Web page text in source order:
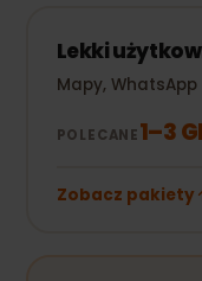
Lekki
Mapy,
POLECANE1–3
Zobacz pakiety